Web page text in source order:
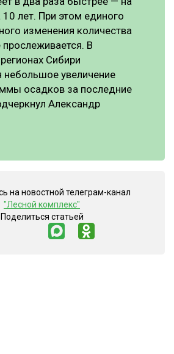
10 лет. При этом единого
изменения количества
В
Сибири
небольшое увеличение
осадков за последние
Александр
на новостной телеграм-канал
"Лесной комплекс"
Поделиться статьей